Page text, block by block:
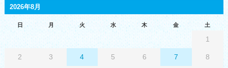
2026年8月
日 月 火 水 木 金 土
1
2 3 4 5 6 7 8